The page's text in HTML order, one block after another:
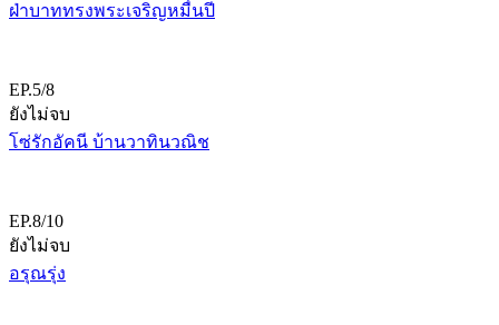
ฝ่าบาททรงพระเจริญหมื่นปี
EP.5/8
ยังไม่จบ
โซ่รักอัคนี บ้านวาทินวณิช
EP.8/10
ยังไม่จบ
อรุณรุ่ง